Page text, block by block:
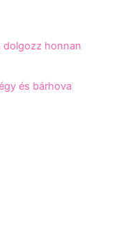
dolgozz honnan
és bárhova